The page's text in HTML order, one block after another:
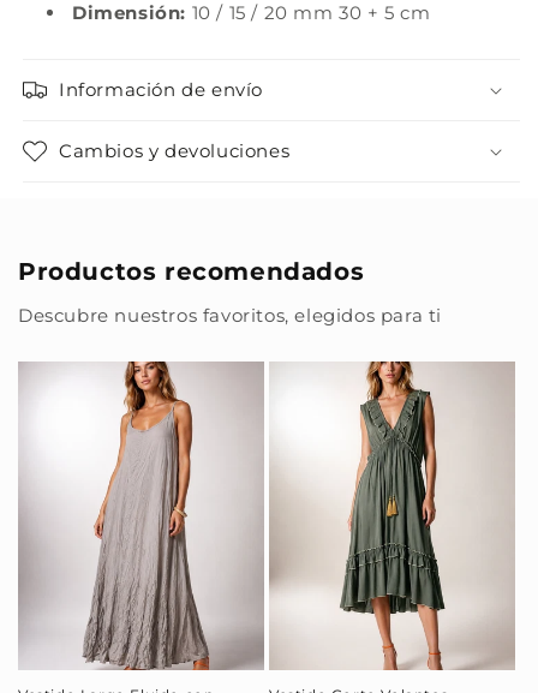
Dimensión: 10 / 15 / 20 mm 30 + 5 cm
Información de envío
Cambios y devoluciones
Productos recomendados
Descubre nuestros favoritos, elegidos para ti